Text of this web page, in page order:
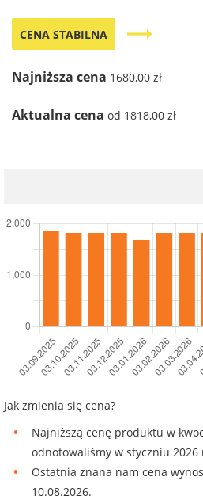
CENA STABILNA trending_flat
Najniższa cena 1680,00 zł
Aktualna cena od 1818,00 zł
Jak zmienia się cena?
Najniższą cenę produktu w
odnotowaliśmy w styczniu 2026
Ostatnia znana nam cena
10.08.2026.